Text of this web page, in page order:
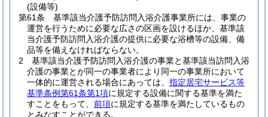
(設備等)
第61条
基準該当介護予防訪問入浴介護事業所には、事業の
運営を行うために必要な広さの区画を設けるほか、基準該
当介護予防訪問入浴介護の提供に必要な浴槽等の設備、備
品等を備えなければならない。
2
基準該当介護予防訪問入浴介護の事業と基準該当訪問入浴
介護の事業とが同一の事業者により同一の事業所において
一体的に運営される場合にあっては、 指定居宅サービス等
基準条例第61条第1項に規定する設備に関する基準を満た
すことをもって、 前項に規定する基準を満たしているもの
とみなすことができる。